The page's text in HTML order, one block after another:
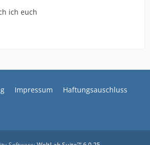
ich euch
Impressum Haftungsauschluss